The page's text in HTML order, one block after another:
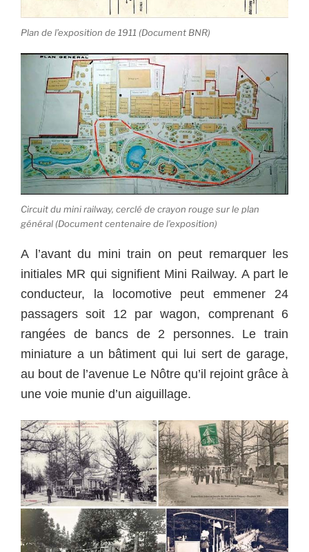
Plan de l’exposition de 1911 (Document BNR)
Circuit du mini railway, cerclé de crayon rouge sur le plan
général (Document centenaire de l’exposition)
A l’avant du mini train on peut remarquer les
initiales MR qui signifient Mini Railway. A part le
conducteur, la locomotive peut emmener 24
passagers soit 12 par wagon, comprenant 6
rangées de bancs de 2 personnes. Le train
miniature a un bâtiment qui lui sert de garage,
au bout de l’avenue Le Nôtre qu’il rejoint grâce à
une voie munie d’un aiguillage.